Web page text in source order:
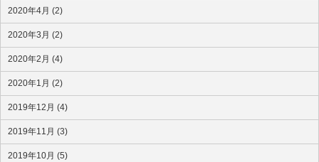
2020年4月 (2)
2020年3月 (2)
2020年2月 (4)
2020年1月 (2)
2019年12月 (4)
2019年11月 (3)
2019年10月 (5)